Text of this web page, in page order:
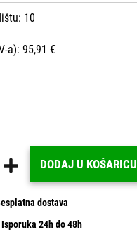
10
a): 95,91 €
DODAJ U KOŠARICU
dostava
Isporuka 24h do 48h